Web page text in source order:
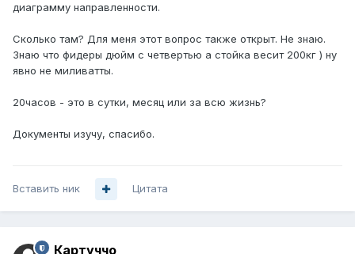
диаграмму направленности.
Сколько там? Для меня этот вопрос также открыт. Не знаю.
Знаю что фидеры дюйм с четвертью а стойка весит 200кг ) ну
явно не миливатты.
20часов - это в сутки, месяц или за всю жизнь?
Документы изучу, спасибо.
Вставить ник Цитата
Картуччо